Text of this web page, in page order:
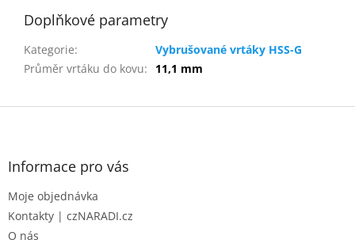
Doplňkové parametry
Kategorie:
Vybrušované vrtáky HSS-G
Průměr vrtáku do kovu: 11,1 mm
Z
Informace pro vás
Moje objednávka
Kontakty | czNARADI.cz
O nás